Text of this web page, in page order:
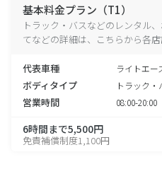
基本料金プラン（T1）
トラック・バスなどのレンタル
てなどの詳細は、こちらから各店
代表車種 ライトエー
ボディタイプ トラック
営業時間 08:00-20:00
6時間まで5,500円
免責補償制度1,100円